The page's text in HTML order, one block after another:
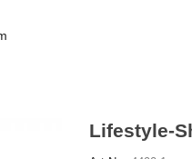
Lifestyle-